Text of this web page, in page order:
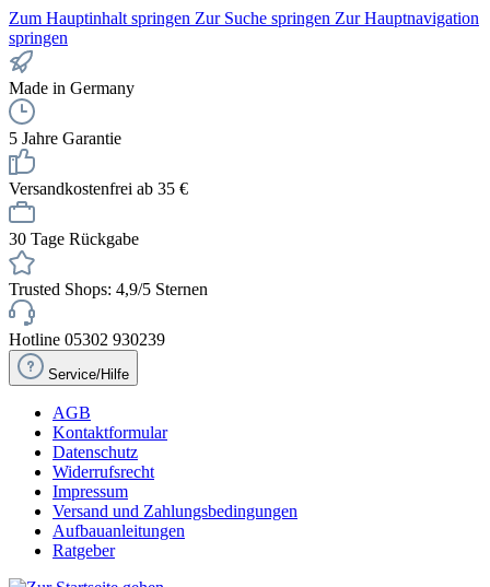
Zum Hauptinhalt springen Zur Suche springen Zur Hauptnavigation
springen
Made in Germany
5 Jahre Garantie
Versandkostenfrei ab 35 €
30 Tage Rückgabe
Trusted Shops: 4,9/5 Sternen
Hotline 05302 930239
Service/Hilfe
AGB
Kontaktformular
Datenschutz
Widerrufsrecht
Impressum
Versand und Zahlungsbedingungen
Aufbauanleitungen
Ratgeber